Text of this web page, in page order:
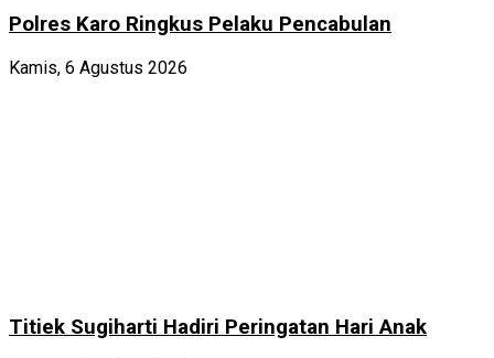
Polres Karo Ringkus Pelaku Pencabulan
Kamis, 6 Agustus 2026
Titiek Sugiharti Hadiri Peringatan Hari Anak